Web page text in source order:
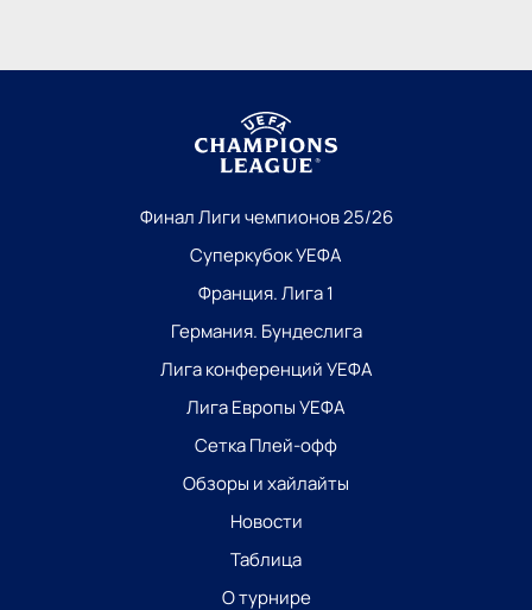
Финал Лиги чемпионов 25/26
Суперкубок УЕФА
Франция. Лига 1
Германия. Бундеслига
Лига конференций УЕФА
Лига Европы УЕФА
Сетка Плей-офф
Обзоры и хайлайты
Новости
Таблица
О турнире